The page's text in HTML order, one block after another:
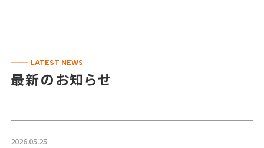
LATEST NEWS
最新のお知らせ
2026.05.25